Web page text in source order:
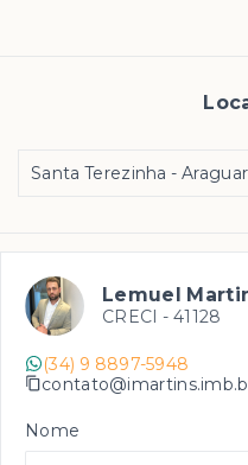
Santa Terezinha -
Lemuel
CRECI - 41128
(34) 9 8897-5948
Nome